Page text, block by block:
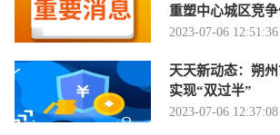
重塑中心城区竞争
2023-07-06 12:51:36
天天新动态：朔
实现“双过半”
2023-07-06 12:37:08